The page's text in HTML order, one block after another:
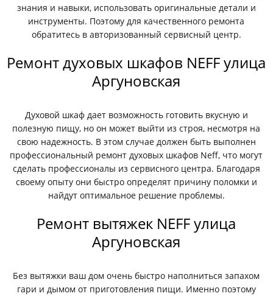
знания и навыки, использовать оригинальные детали и
инструменты. Поэтому для качественного ремонта
обратитесь в авторизованный сервисный центр.
Ремонт духовых шкафов NEFF улица
Аргуновская
Духовой шкаф дает возможность готовить вкусную и
полезную пищу, но он может выйти из строя, несмотря на
свою надежность. В этом случае должен быть выполнен
профессиональный ремонт духовых шкафов Neff, что могут
сделать профессионалы из сервисного центра. Благодаря
своему опыту они быстро определят причину поломки и
найдут оптимальное решение проблемы.
Ремонт вытяжек NEFF улица
Аргуновская
Без вытяжки ваш дом очень быстро наполниться запахом
гари и дымом от приготовления пищи. Именно поэтому